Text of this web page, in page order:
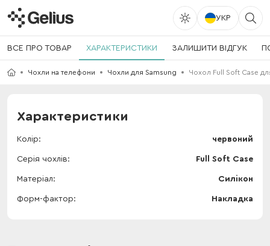
УКР
ВСЕ ПРО ТОВАР ХАРАКТЕРИСТИКИ ЗАЛИШИТИ ВІДГУК
Чохли на телефони Чохли для Samsung Чохол Full Soft Case
Характеристики
Колір червоний
Серія чохлів Full Soft Case
Матеріал Силікон
Форм-фактор Накладка